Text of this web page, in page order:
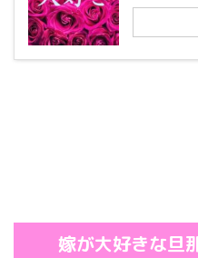
嫁が大好きな旦